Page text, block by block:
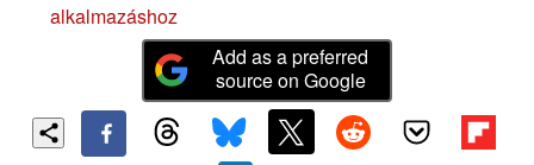
alkalmazáshoz
Add as a preferred
source on Google